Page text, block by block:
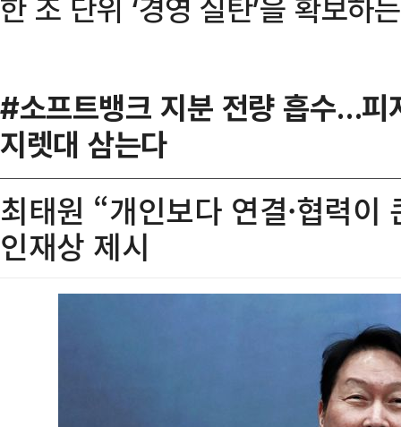
한 조 단위 ‘경영 실탄’을 확보하
#소프트뱅크 지분 전량 흡수…피
지렛대 삼는다
최태원 “개인보다 연결·협력
인재상 제시